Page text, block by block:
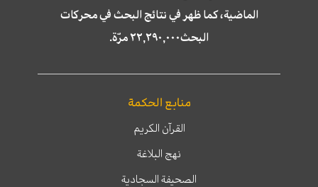
الماضية، كما ظهر في نتائج البحث في محركات
البحث٢٢,٢٩٠,٠٠٠ مرّة.
منابع الحكمة
القرآن الكريم
نهج البلاغة
الصحيفة السجادية